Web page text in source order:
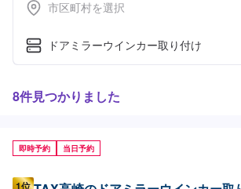
市区町村を選択
ドアミラーウインカー取り付け
8件見つかりました
即時予約 当日予約
1位